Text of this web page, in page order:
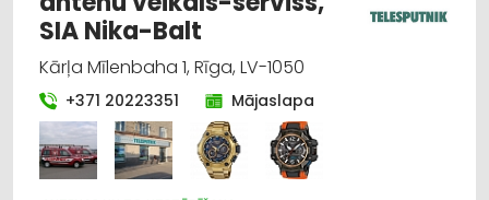
SADZĪVES TEHNIKAS TIRDZNIECĪBA
SIA Nika-Balt
Kārļa Mīlenbaha 1, Rīga, LV-1050
+371 20223351 Mājaslapa